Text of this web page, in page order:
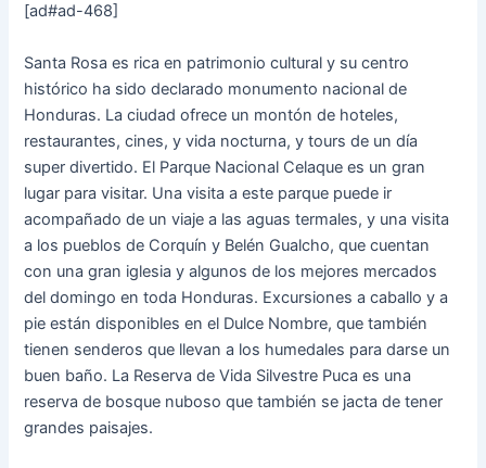
[ad#ad-468]
Santa Rosa es rica en patrimonio cultural y su centro
histórico ha sido declarado monumento nacional de
Honduras. La ciudad ofrece un montón de hoteles,
restaurantes, cines, y vida nocturna, y tours de un día
super divertido. El Parque Nacional Celaque es un gran
lugar para visitar. Una visita a este parque puede ir
acompañado de un viaje a las aguas termales, y una visita
a los pueblos de Corquín y Belén Gualcho, que cuentan
con una gran iglesia y algunos de los mejores mercados
del domingo en toda Honduras. Excursiones a caballo y a
pie están disponibles en el Dulce Nombre, que también
tienen senderos que llevan a los humedales para darse un
buen baño. La Reserva de Vida Silvestre Puca es una
reserva de bosque nuboso que también se jacta de tener
grandes paisajes.